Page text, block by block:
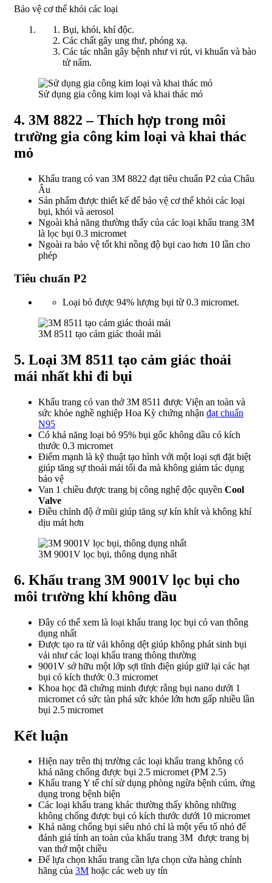
Bảo vệ cơ thể khỏi các loại
Bụi, khói, khí độc.
Các chất gây ung thư, phóng xạ.
Các tác nhân gây bệnh như vi rút, vi khuẩn và bào
tử nấm.
Sử dụng gia công kim loại và khai thác mỏ
4. 3M 8822 – Thích hợp trong môi
trường gia công kim loại và khai thác
mỏ
Khẩu trang có van 3M 8822 đạt tiêu chuẩn P2 của Châu
Âu
Sản phẩm được thiết kế để bảo vệ cơ thể khỏi các loại
bụi, khói và aerosol
Ngoài khả năng thường thấy của các loại khẩu trang 3M
là lọc bụi 0.3 micromet
Ngoài ra bảo vệ tốt khi nồng độ bụi cao hơn 10 lần cho
phép
Tiêu chuẩn P2
Loại bỏ được 94% lượng bụi từ 0.3 micromet.
3M 8511 tạo cảm giác thoải mái
5. Loại 3M 8511 tạo cảm giác thoải
mái nhất khi đi bụi
Khẩu trang có van thở 3M 8511 được Viện an toàn và
sức khỏe nghề nghiệp Hoa Kỳ chứng nhận đạt chuẩn
N95
Có khả năng loại bỏ 95% bụi gốc không dầu có kích
thước 0.3 micromet
Điểm mạnh là kỹ thuật tạo hình với một loại sợi đặt biệt
giúp tăng sự thoải mái tối đa mà không giảm tác dụng
bảo vệ
Van 1 chiều được trang bị công nghệ độc quyền Cool
Valve
Điều chỉnh độ ở mũi giúp tăng sự kín khít và không khí
dịu mát hơn
3M 9001V lọc bụi, thông dụng nhất
6. Khẩu trang 3M 9001V lọc bụi cho
môi trường khí không dầu
Đây có thể xem là loại khẩu trang lọc bụi có van thông
dụng nhất
Được tạo ra từ vải không dệt giúp không phát sinh bụi
vải như các loại khẩu trang thông thường
9001V sở hữu một lớp sợi tĩnh điện giúp giữ lại các hạt
bụi có kích thước 0.3 micromet
Khoa học đã chứng minh được rằng bụi nano dưới 1
micromet có sức tàn phá sức khỏe lớn hơn gấp nhiều lần
bụi 2.5 micromet
Kết luận
Hiện nay trên thị trường các loại khẩu trang không có
khả năng chống được bụi 2.5 micromet (PM 2.5)
Khẩu trang Y tế chỉ sử dụng phòng ngừa bệnh cúm, ứng
dụng trong bệnh biện
Các loại khẩu trang khác thường thấy không những
không chống được bụi có kích thước dưới 10 micromet
Khả năng chống bụi siêu nhỏ chỉ là một yếu tố nhỏ để
đánh giá tính an toàn của khẩu trang 3M được trang bị
van thở một chiều
Để lựa chọn khẩu trang cần lựa chọn cửa hàng chính
hãng của 3M hoặc các web uy tín